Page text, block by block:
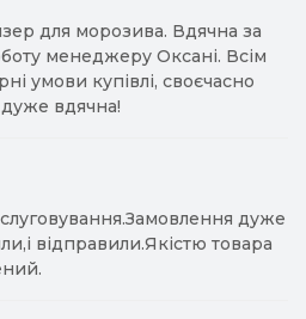
для морозива. Вдячна за
менеджеру Оксані. Всім
умови купівлі, своєчасно
вдячна!
дуже
відправили.Якістю товара